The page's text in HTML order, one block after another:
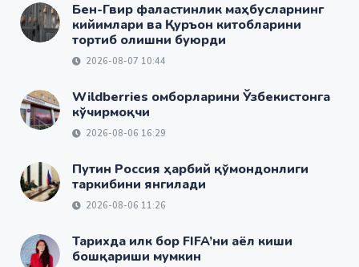
Бен-Гвир фаластинлик маҳбусларнинг
кийимлари ва Қуръон китобларини
тортиб олишни буюрди
2026-08-07 10:44
Wildberries омборларини Ўзбекистонга
кўчирмоқчи
2026-08-06 16:29
Путин Россия ҳарбий қўмондонлиги
таркибини янгилади
2026-08-06 11:26
Тарихда илк бор FIFA’ни аёл киши
бошқариши мумкин